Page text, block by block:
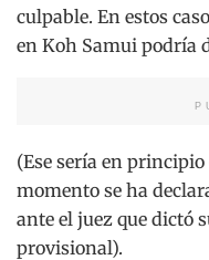
culpable. En estos
en Koh Samui podría
(Ese sería en principio
momento se ha
ante el juez que dictó
provisional).